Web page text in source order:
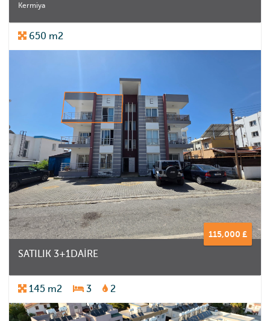
Kermiya
650 m2
115,000 £
SATILIK 3+1DAİRE
145 m2 3 2